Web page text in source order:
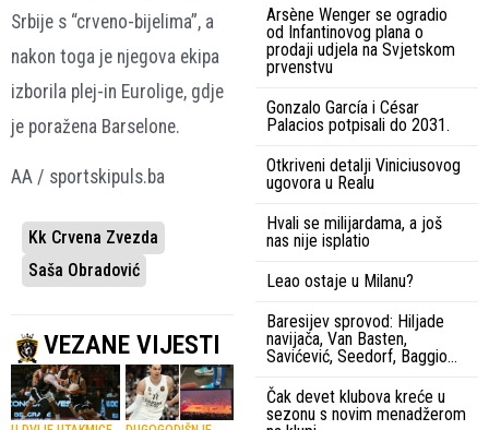
Srbije s “crveno-bijelima”, a
nakon toga je njegova ekipa
izborila plej-in Eurolige, gdje
je poražena Barselone.
AA / sportskipuls.ba
Kk Crvena Zvezda
Saša Obradović
VEZANE VIJESTI
Arsène Wenger se ogradio
od Infantinovog plana o
prodaji udjela na Svjetskom
prvenstvu
Gonzalo García i César
Palacios potpisali do 2031.
Otkriveni detalji Viniciusovog
ugovora u Realu
Hvali se milijardama, a još
nas nije isplatio
Leao ostaje u Milanu?
Baresijev sprovod: Hiljade
navijača, Van Basten,
Savićević, Seedorf, Baggio…
Čak devet klubova kreće u
sezonu s novim menadžerom